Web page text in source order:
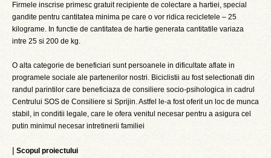
Firmele inscrise primesc gratuit recipiente de colectare a hartiei, special
gandite pentru cantitatea minima pe care o vor ridica recicletele – 25
kilograme. In functie de cantitatea de hartie generata cantitatile variaza
intre 25 si 200 de kg.
O alta categorie de beneficiari sunt persoanele in dificultate aflate in
programele sociale ale partenerilor nostri. Biciclistii au fost selectionati din
randul parintilor care beneficiaza de consiliere socio-psihologica in cadrul
Centrului SOS de Consiliere si Sprijin. Astfel le-a fost oferit un loc de munca
stabil, in conditii legale, care le ofera venitul necesar pentru a asigura cel
putin minimul necesar intretinerii familiei
| Scopul proiectului